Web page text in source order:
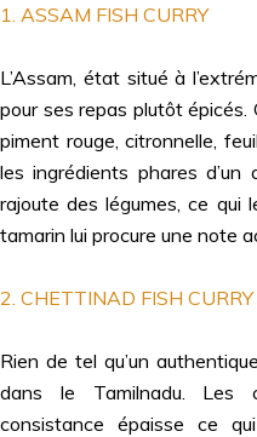
1. ASSAM FISH CURRY
L’Assam, état situé à
pour ses repas plutôt épicés.
piment rouge, citronnelle,
les ingrédients phares
rajoute des légumes, ce qui
tamarin lui procure une note
2. CHETTINAD FISH CURRY
Rien de tel qu’un
dans le Tamilnadu. Les
consistance épaisse ce